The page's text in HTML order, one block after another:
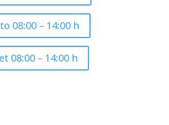
08:00 – 14:00 h
08:00 – 14:00 h